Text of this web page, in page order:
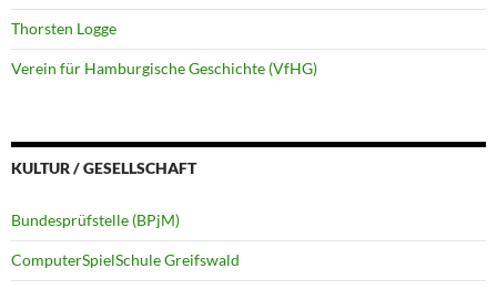
Thorsten Logge
Verein für Hamburgische Geschichte (VfHG)
KULTUR / GESELLSCHAFT
Bundesprüfstelle (BPjM)
ComputerSpielSchule Greifswald